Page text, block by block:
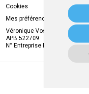
Cookies
Mes préférences Cookies
Véronique Vos
APB 522709
N° Entreprise BE0749.944.612